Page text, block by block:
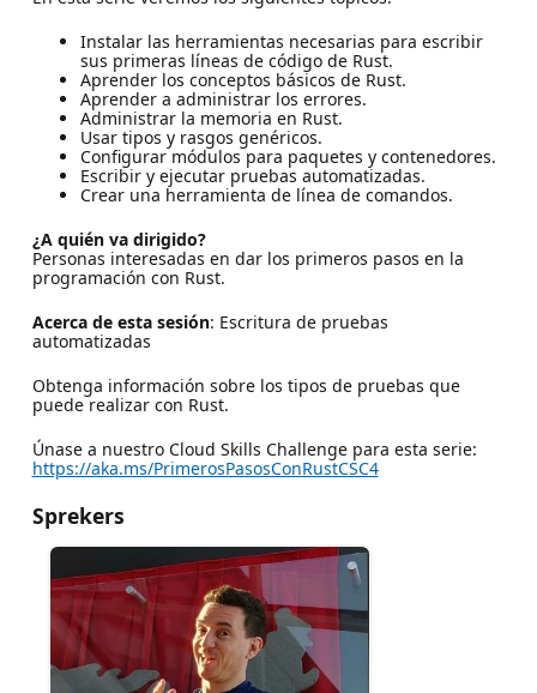
Instalar las herramientas necesarias para escribir
sus primeras líneas de código de Rust.
Aprender los conceptos básicos de Rust.
Aprender a administrar los errores.
Administrar la memoria en Rust.
Usar tipos y rasgos genéricos.
Configurar módulos para paquetes y contenedores.
Escribir y ejecutar pruebas automatizadas.
Crear una herramienta de línea de comandos.
¿A quién va dirigido?
Personas interesadas en dar los primeros pasos en la
programación con Rust.
Acerca de esta sesión: Escritura de pruebas
automatizadas
Obtenga información sobre los tipos de pruebas que
puede realizar con Rust.
Únase a nuestro Cloud Skills Challenge para esta serie:
https://aka.ms/PrimerosPasosConRustCSC4
Sprekers